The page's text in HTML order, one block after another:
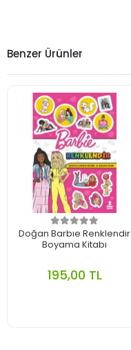
Benzer Ürünler
Doğan Barbıe Renklendir
Boyama Kitabı
195,00 TL